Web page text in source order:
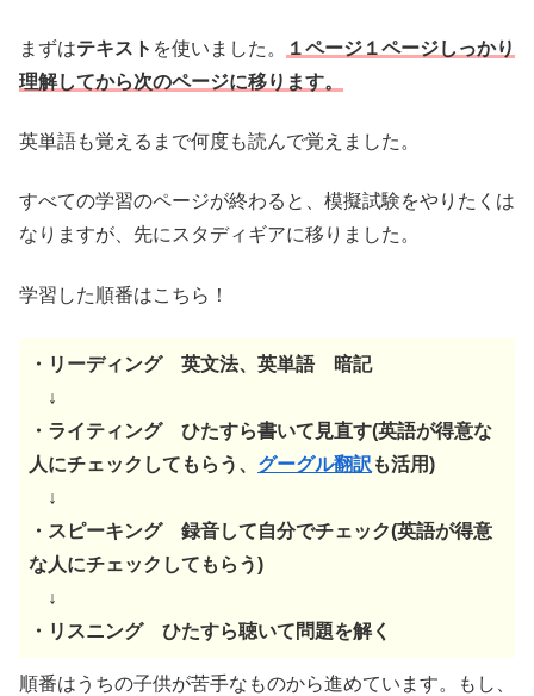
まずはテキスト を使いました。
１ページ１ページしっかり
理解してから次のページに移ります。
英単語も覚えるまで何度も読んで覚えました。
すべての学習のページが終わると、模擬試験をやりたくは
なりますが、先にスタディギアに移りました。
学習した順番はこちら！
・リーディング 英文法、英単語 暗記
↓
・ライティング ひたすら書いて見直す(英語が得意な
人にチェックしてもらう、 グーグル翻訳 も活用)
↓
・スピーキング 録音して自分でチェック(英語が得意
な人にチェックしてもらう)
↓
・リスニング ひたすら聴いて問題を解く
順番はうちの子供が苦手なものから進めています。もし、